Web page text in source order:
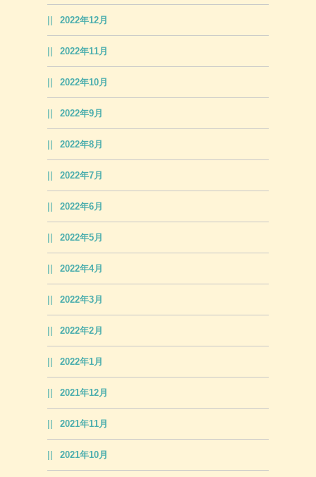
2022年12月
2022年11月
2022年10月
2022年9月
2022年8月
2022年7月
2022年6月
2022年5月
2022年4月
2022年3月
2022年2月
2022年1月
2021年12月
2021年11月
2021年10月